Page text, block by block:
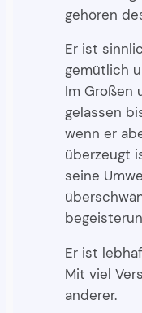
gehören
Er ist
gemütlich
Im Großen
gelassen
wenn er
überzeugt
seine
Er ist
Mit viel
anderer.